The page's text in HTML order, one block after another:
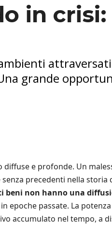
in crisi:
grande
diffuse e profonde. Un
precedenti nella storia
beni non hanno una
epoche passate. La
accumulato nel tempo, a